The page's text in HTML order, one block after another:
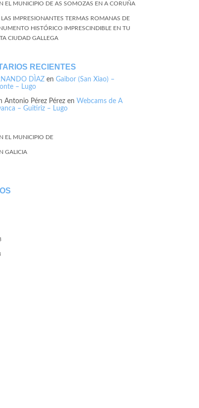
EL MUNICIPIO DE AS SOMOZAS EN A CORUÑA
LAS IMPRESIONANTES TERMAS ROMANAS DE
HISTÓRICO IMPRESCINDIBLE EN TU
CIUDAD GALLEGA
RECIENTES
DÌAZ en Gaibor (San Xiao) –
– Lugo
Antonio Pérez Pérez en Webcams de A
– Guitiriz – Lugo
EL MUNICIPIO DE
GALICIA